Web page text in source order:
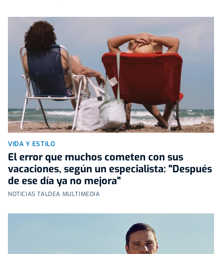
VIDA Y ESTILO
El error que muchos cometen con sus
vacaciones, según un especialista: "Después
de ese día ya no mejora"
NOTICIAS TALDEA MULTIMEDIA